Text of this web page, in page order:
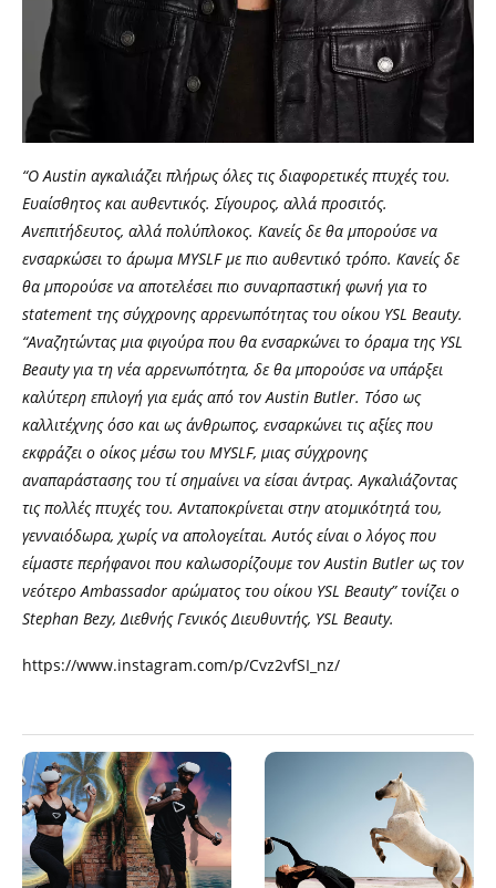
“Ο Austin αγκαλιάζει πλήρως όλες τις διαφορετικές πτυχές του.
Ευαίσθητος και αυθεντικός. Σίγουρος, αλλά προσιτός.
Ανεπιτήδευτος, αλλά πολύπλοκος. Κανείς δε θα μπορούσε να
ενσαρκώσει το άρωμα MYSLF με πιο αυθεντικό τρόπο. Κανείς δε
θα μπορούσε να αποτελέσει πιο συναρπαστική φωνή για τo
statement της σύγχρονης αρρενωπότητας του οίκου YSL Beauty.
“Αναζητώντας μια φιγούρα που θα ενσαρκώνει το όραμα της YSL
Beauty για τη νέα αρρενωπότητα, δε θα μπορούσε να υπάρξει
καλύτερη επιλογή για εμάς από τον Austin Butler. Τόσο ως
καλλιτέχνης όσο και ως άνθρωπος, ενσαρκώνει τις αξίες που
εκφράζει ο οίκος μέσω του MYSLF, μιας σύγχρονης
αναπαράστασης του τί σημαίνει να είσαι άντρας. Αγκαλιάζοντας
τις πολλές πτυχές του. Ανταποκρίνεται στην ατομικότητά του,
γενναιόδωρα, χωρίς να απολογείται. Αυτός είναι ο λόγος που
είμαστε περήφανοι που καλωσορίζουμε τον Austin Butler ως τον
νεότερο Ambassador αρώματος του οίκου YSL Beauty” τονίζει ο
Stephan Bezy, Διεθνής Γενικός Διευθυντής, YSL Beauty.
https://www.instagram.com/p/Cvz2vfSI_nz/